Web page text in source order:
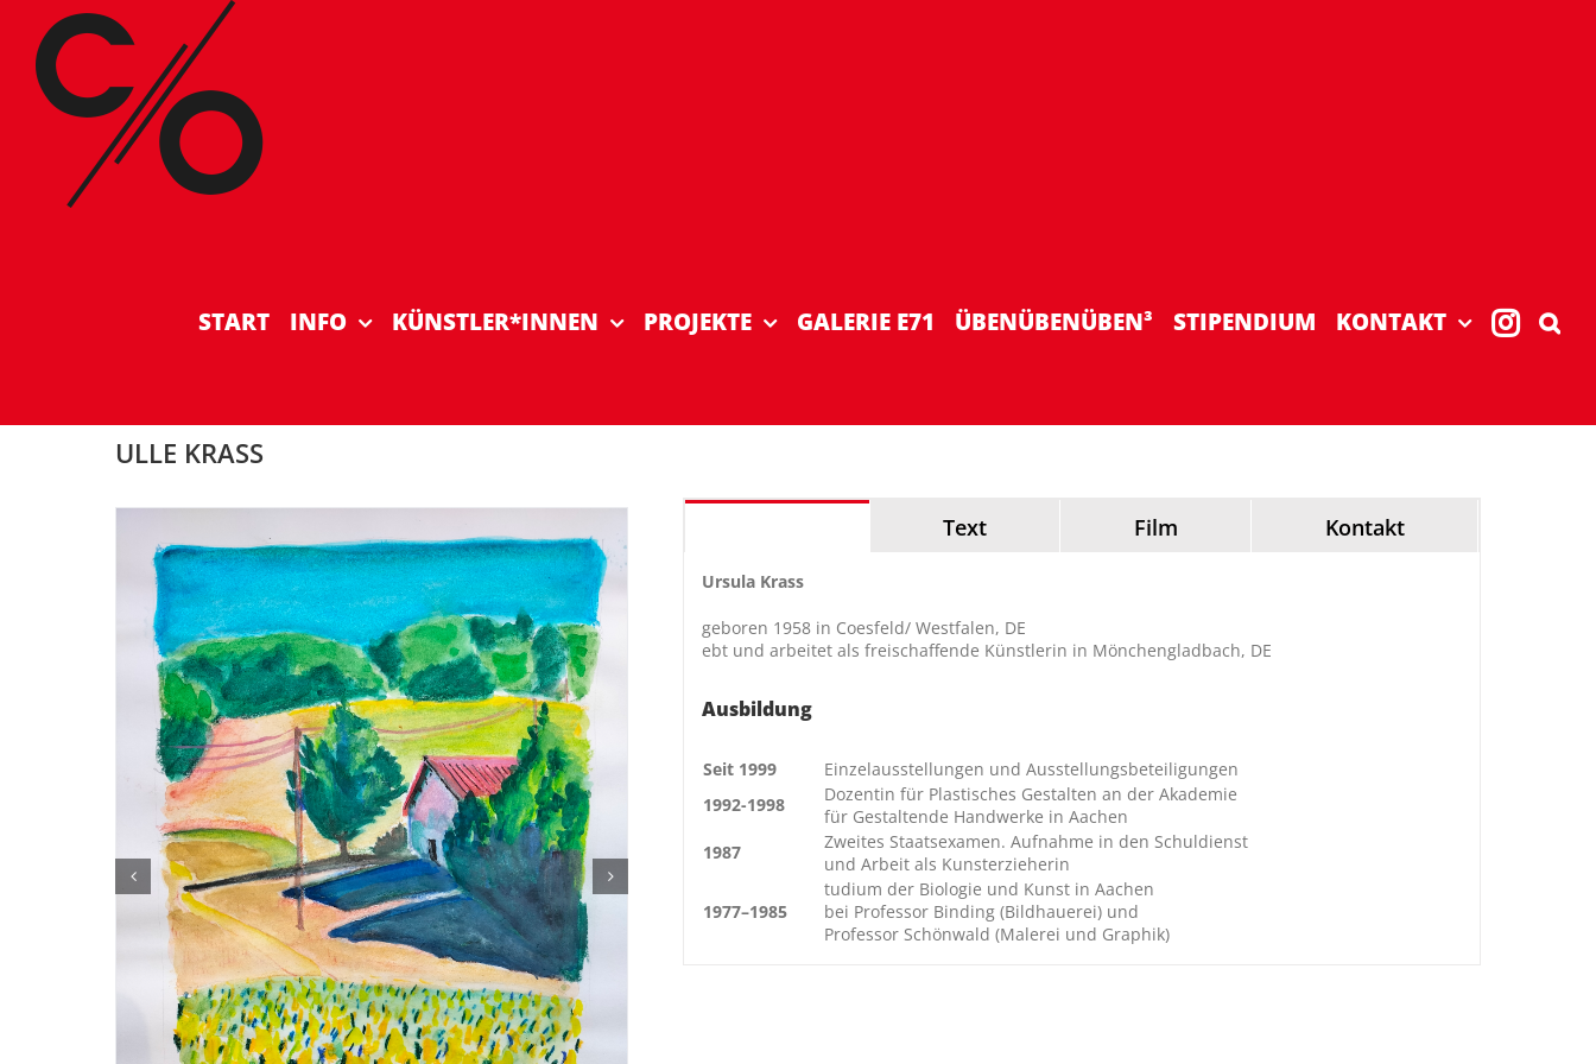
Inhalt
springen
START INFO KÜNSTLER*INNEN PROJEKTE GALERIE E71 ÜBENÜBENÜBEN³ STIPENDIUM KONTAKT
ULLE KRASS
Text Film Kontakt
Ursula Krass
geboren 1958 in Coesfeld/ Westfalen, DE
ebt und arbeitet als freischaffende Künstlerin in Mönchengladbach, DE
Ausbildung
Seit 1999
Einzelausstellungen und Ausstellungsbeteiligungen
1992-1998
Dozentin für Plastisches Gestalten an der Akademie
für Gestaltende Handwerke in Aachen
1987
Zweites Staatsexamen. Aufnahme in den Schuldienst
und Arbeit als Kunsterzieherin
1977–1985
tudium der Biologie und Kunst in Aachen
bei Professor Binding (Bildhauerei) und
Professor Schönwald (Malerei und Graphik)